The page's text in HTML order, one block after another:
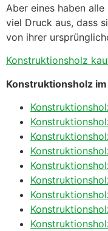
Aber eines haben
viel Druck aus, dass
von ihrer
Konstruktionsholz
Konstruktionsholz